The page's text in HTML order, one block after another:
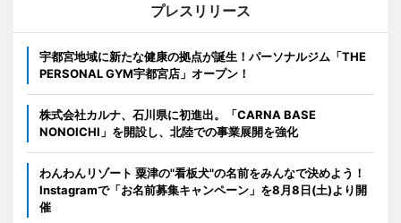
プレスリリース
宇都宮地域に新たな健康の拠点が誕生！パーソナルジム「THE
PERSONAL GYM宇都宮店」オープン！
株式会社カルナ、石川県に初進出。「CARNA BASE
NONOICHI」を開設し、北陸での事業展開を強化
わんわんリゾート 粟津の"看板犬"の名前をみんなで決めよう！
Instagramで「お名前募集キャンペーン」を8月8日(土)より開
催